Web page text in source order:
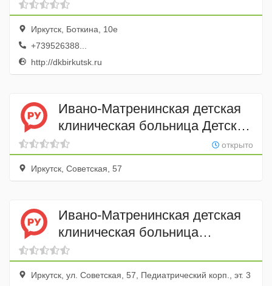
Иркутск, Боткина, 10е
+739526388...
http://dkbirkutsk.ru
Ивано-Матренинская детская
клиническая больница Детский
травмпункт, Ивано-
Матренинская детская
клиническая больница
открыто
Иркутск, Советская, 57
Ивано-Матренинская детская
клиническая больница
Урологическое отделение
Иркутск, ул. Советская, 57, Педиатрический корп., эт. 3